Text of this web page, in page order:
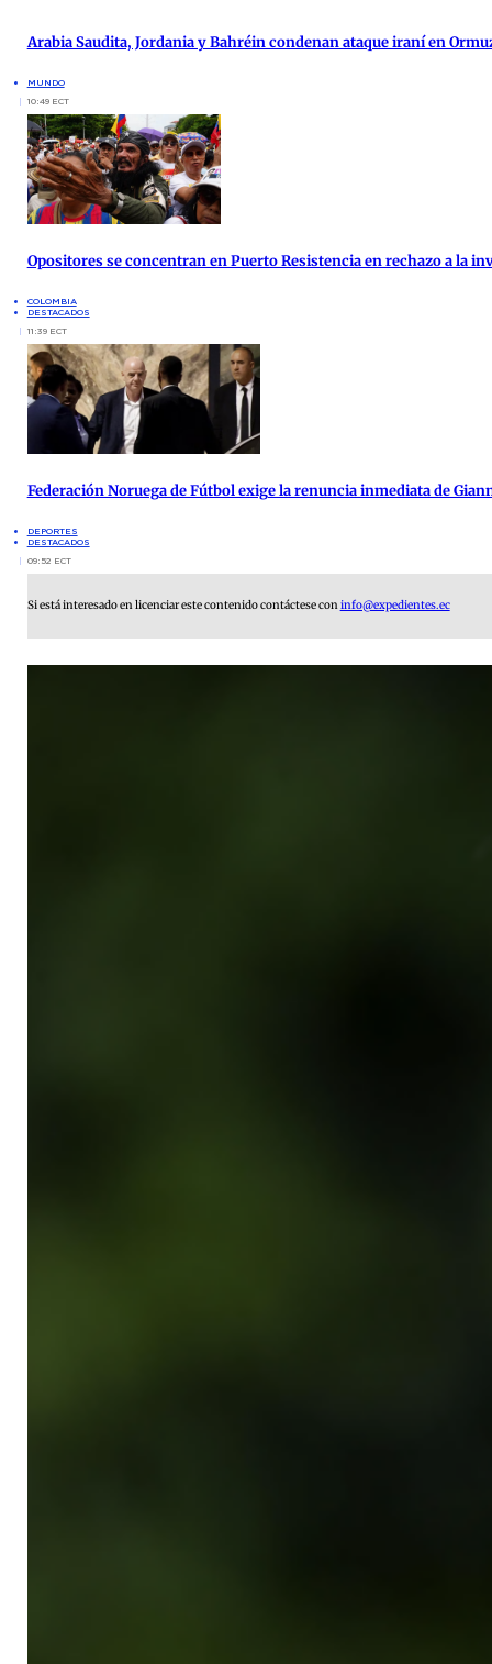
Arabia Saudita, Jordania y Bahréin condenan ataque iraní en
MUNDO
10:49 ECT
Opositores se concentran en Puerto Resistencia en rechazo a la
COLOMBIA
DESTACADOS
11:39 ECT
Federación Noruega de Fútbol exige la renuncia inmediata de
DEPORTES
DESTACADOS
09:52 ECT
Si está interesado en licenciar este contenido contáctese coninfo@expedientes.ec